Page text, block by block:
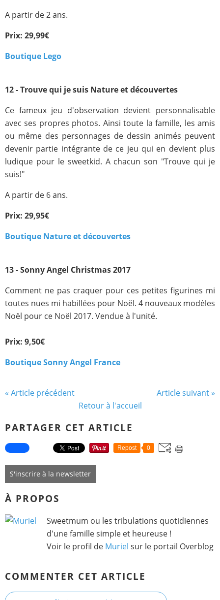
A partir de 2 ans.
Prix: 29,99€
Boutique Lego
12 - Trouve qui je suis Nature et découvertes
Ce fameux jeu d'observation devient personnalisable
avec ses propres photos. Ainsi toute la famille, les amis
ou même des personnages de dessin animés peuvent
devenir partie intégrante de ce jeu qui en devient plus
ludique pour le sweetkid. A chacun son "Trouve qui je
suis!"
A partir de 6 ans.
Prix: 29,95€
Boutique Nature et découvertes
13 - Sonny Angel Christmas 2017
Comment ne pas craquer pour ces petites figurines mi
toutes nues mi habillées pour Noël. 4 nouveaux modèles
Noël pour ce Noël 2017. Vendue à l'unité.
Prix: 9,50€
Boutique Sonny Angel France
« Article précédent
Article suivant »
Retour à l'accueil
PARTAGER CET ARTICLE
Repost 0
S'inscrire à la newsletter
À PROPOS
Sweetmum ou les tribulations quotidiennes
d'une famille simple et heureuse !
Voir le profil de Muriel sur le portail Overblog
COMMENTER CET ARTICLE